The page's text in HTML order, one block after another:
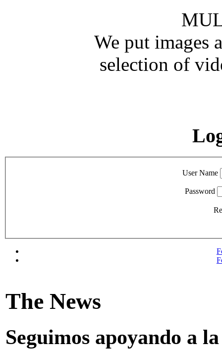
We put images
selection of
User Name
Password
The News
Seguimos apoyando a